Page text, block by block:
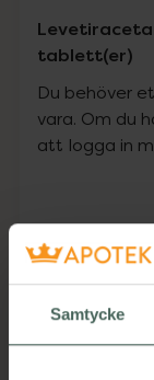
Samtycke
tablett(er)
Du behöver
vara. Om du
att logga in